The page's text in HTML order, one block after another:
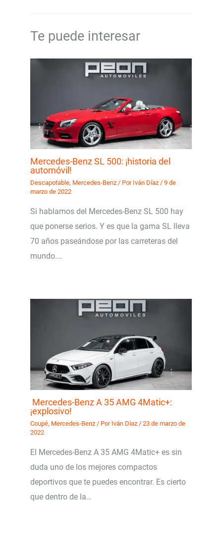
Te puede interesar
Mercedes-Benz SL 500: ¡historia del
automóvil!
Descapotable, Mercedes-Benz / Por Iván Díaz /9 de
marzo de 2022
Si hablamos del Mercedes-Benz SL 500 hay
que ponerse serios. Y es que la gama SL lleva
70 años paseándose por las carreteras del
mundo.…
Mercedes-Benz A 35 AMG 4Matic+:
¡explosivo!
Coupé, Mercedes-Benz / Por Iván Díaz /23 de marzo de
2022
El Mercedes-Benz A 35 AMG 4Matic+ es sin
duda uno de los mejores compactos
deportivos que te puedes encontrar. Es cierto
que dentro de la…